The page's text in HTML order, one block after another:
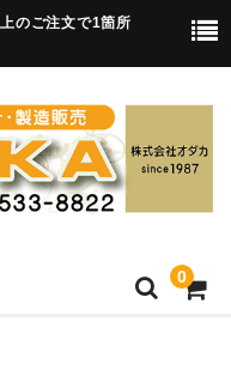
のご注文で1箇所
0